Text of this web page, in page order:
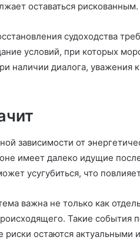
оставаться рискованным.
судоходства
условий, при которых
наличии диалога, уважения
зависимости от
имеет далеко идущие
усугубиться, что
важна не только как
Такие события
риски остаются актуальными